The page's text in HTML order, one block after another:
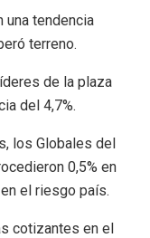
una tendencia
terreno.
de la plaza
del 4,7%.
los Globales del
0,5% en
el riesgo país.
cotizantes en el